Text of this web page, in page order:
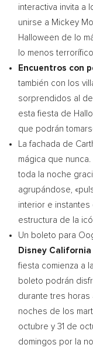
interactiva invita a
unirse a Mickey
Halloween de lo
lo menos
Encuentros con
también con los
sorprendidos al
esta fiesta de
que podrán
La fachada de
mágica que
toda la noche
agrupándose,
interior e instantes
estructura de la
Un boleto para
Disney
fiesta comienza a
boleto podrán
durante tres
noches de los
octubre y 31 de
domingos por la